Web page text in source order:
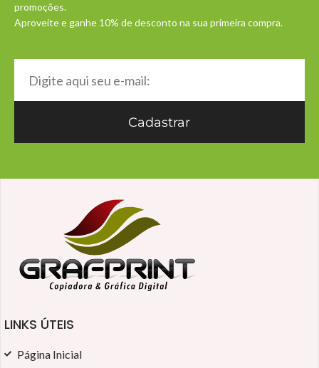
promoções.
Aproveite e ganhe 10% de desconto na sua primeira compra.
Cadastrar
LINKS ÚTEIS
Página Inicial